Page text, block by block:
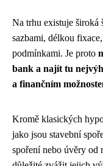
Na trhu existuje široká
sazbami, délkou
podmínkami. Je proto
bank a najít tu
a finančním
Kromě klasických
jako jsou stavební
spoření nebo úvěry od